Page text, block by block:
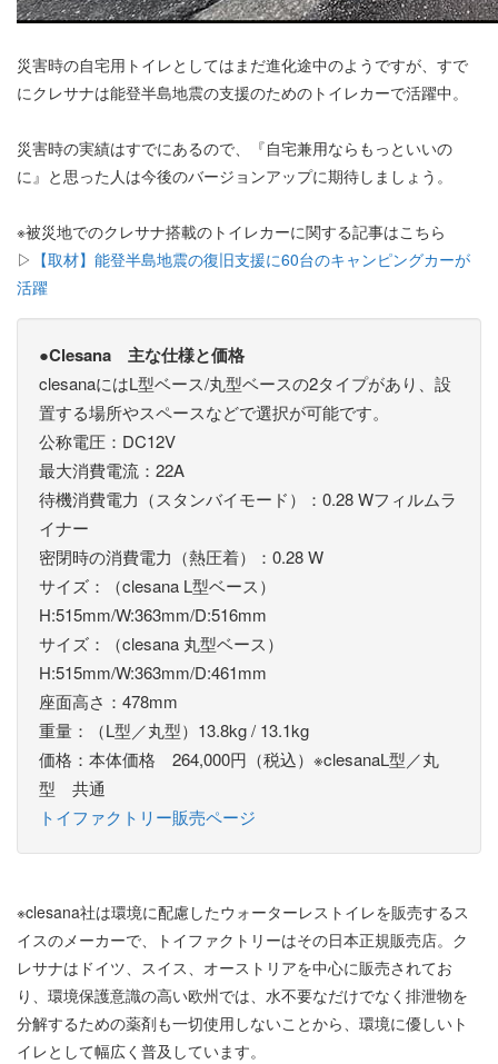
災害時の自宅用トイレとしてはまだ進化途中のようですが、すで
にクレサナは能登半島地震の支援のためのトイレカーで活躍中。
災害時の実績はすでにあるので、『自宅兼用ならもっといいの
に』と思った人は今後のバージョンアップに期待しましょう。
※被災地でのクレサナ搭載のトイレカーに関する記事はこちら
▷ 【取材】能登半島地震の復旧支援に60台のキャンピングカーが
活躍
●Clesana 主な仕様と価格
clesanaにはL型ベース/丸型ベースの2タイプがあり、設
置する場所やスペースなどで選択が可能です。
公称電圧：DC12V
最大消費電流：22A
待機消費電力（スタンバイモード）：0.28 Wフィルムラ
イナー
密閉時の消費電力（熱圧着）：0.28 W
サイズ：（clesana L型ベース）
H:515mm/W:363mm/D:516mm
サイズ：（clesana 丸型ベース）
H:515mm/W:363mm/D:461mm
座面高さ：478mm
重量：（L型／丸型）13.8kg / 13.1kg
価格：本体価格 264,000円（税込）※clesanaL型／丸
型 共通
トイファクトリー販売ページ
※clesana社は環境に配慮したウォーターレストイレを販売するス
イスのメーカーで、トイファクトリーはその日本正規販売店。ク
レサナはドイツ、スイス、オーストリアを中心に販売されてお
り、環境保護意識の高い欧州では、水不要なだけでなく排泄物を
分解するための薬剤も一切使用しないことから、環境に優しいト
イレとして幅広く普及しています。